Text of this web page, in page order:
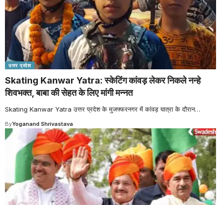
उत्तर प्रदेश
Skating Kanwar Yatra: स्केटिंग कांवड़ लेकर निकले नन्हे
शिवभक्त, बाबा की सेहत के लिए मांगी मन्नत
Skating Kanwar Yatra उत्तर प्रदेश के मुजफ्फरनगर में कांवड़ यात्रा के दौरान…
ByYoganand Shrivastava